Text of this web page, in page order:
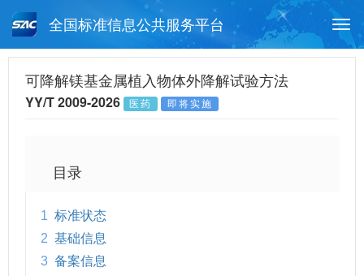
全国标准信息公共服务平台
月报查询 标准公告查询
可降解镁基金属植入物体外降解试验方法
YY/T 2009-2026 医药 即将实施
目录
1 标准状态
2 基础信息
3 备案信息